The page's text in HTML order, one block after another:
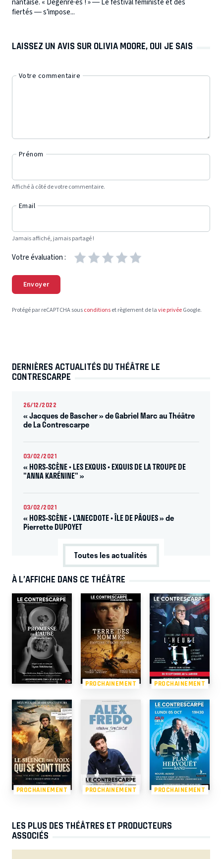
fiertés — s’impose...
LAISSEZ UN AVIS SUR OLIVIA MOORE, OUI JE SAIS
Votre commentaire
Prénom
Affiché à côté de votre commentaire.
Email
Jamais affiché, jamais partagé !
Votre évaluation :
Envoyer
Protégé par reCAPTCHA sousconditionset règlement de lavie privéeGoogle.
DERNIÈRES ACTUALITÉS DU THÉÂTRE LE
CONTRESCARPE
26/12/2022
« Jacques de Bascher » de Gabriel Marc au Théâtre
de La Contrescarpe
03/02/2021
« HORS-SCÈNE • LES EXQUIS • EXQUIS DE LA TROUPE DE
"ANNA KARÉNINE" »
03/02/2021
« HORS-SCÈNE • L’ANECDOTE • ÎLE DE PÂQUES » de
Pierrette DUPOYET
Toutes les actualités
À L’AFFICHE DANS CE THÉÂTRE
PROCHAINEMENT PROCHAINEMENT
PROCHAINEMENT PROCHAINEMENT PROCHAINEMENT
LES PLUS DES THÉÂTRES ET PRODUCTEURS
ASSOCIÉS